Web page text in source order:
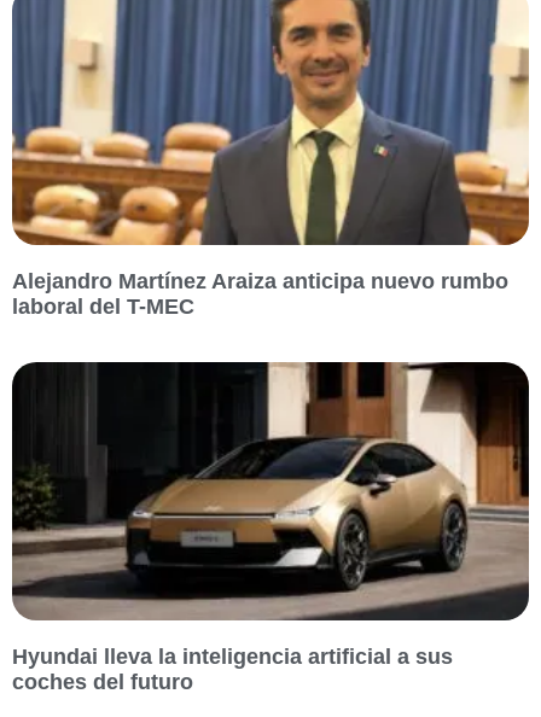
Alejandro Martínez Araiza anticipa nuevo rumbo
laboral del T-MEC
Hyundai lleva la inteligencia artificial a sus
coches del futuro